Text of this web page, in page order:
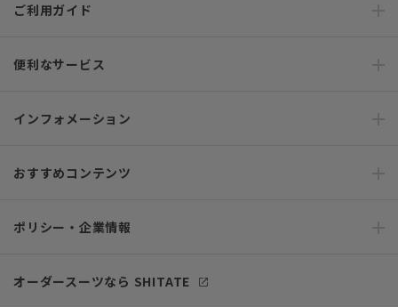
ご利用ガイド
便利なサービス
インフォメーション
おすすめコンテンツ
ポリシー・企業情報
オーダースーツなら SHITATE